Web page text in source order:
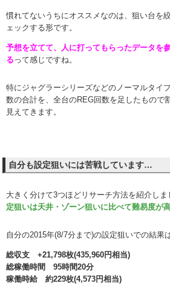
慣れてないうちにオススメなのは、狙い台を
ェックする形です。
予想を立てて、人に打ってもらったデータを
る って感じですね。
特にジャグラーシリーズなどのノーマルタイ
数の合計を、全台のREG回数を足したもので
見えてきます。
自分も設定狙いには苦戦しています…
大きく分けて3つほどリサーチ方法を紹介し
定狙いは天井・ゾーン狙いに比べて難易度が
自分の2015年(8/7分まで)の設定狙いでの結果
総収支 +21,798枚(435,960円相当)
総稼働時間 95時間20分
稼働時給 約229枚(4,573円相当)